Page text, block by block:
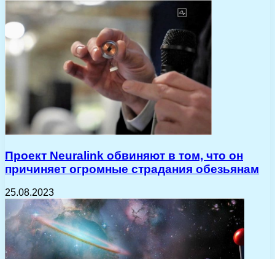
Проект Neuralink обвиняют в том, что он
причиняет огромные страдания обезьянам
25.08.2023